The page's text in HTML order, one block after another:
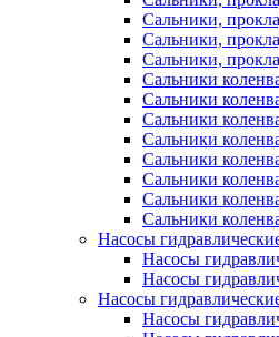
Сальники,
Сальники,
Сальники,
Сальники
Сальники
Сальники
Сальники
Сальники
Сальники
Сальники
Сальники
Насосы
Насосы
Насосы
Насосы
Насосы